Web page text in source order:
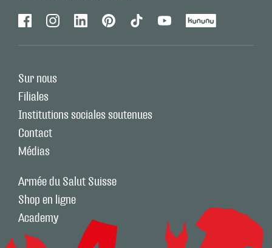
FacebookInstagramLinkedin PinterestTiktok Youtube
Sur nous
Filiales
Institutions sociales soutenues
Contact
Médias
Armée du Salut Suisse
Shop en ligne
Academy